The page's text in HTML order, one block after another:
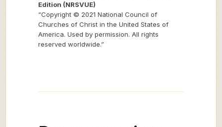
Edition (NRSVUE)
“Copyright © 2021 National Council of
Churches of Christ in the United States of
America. Used by permission. All rights
reserved worldwide.”